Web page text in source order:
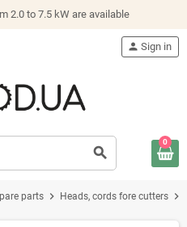
2.0 to 7.5 kW are available
search
person Sign in
0
parts chevron_right Heads, cords fore cutters chevron_right